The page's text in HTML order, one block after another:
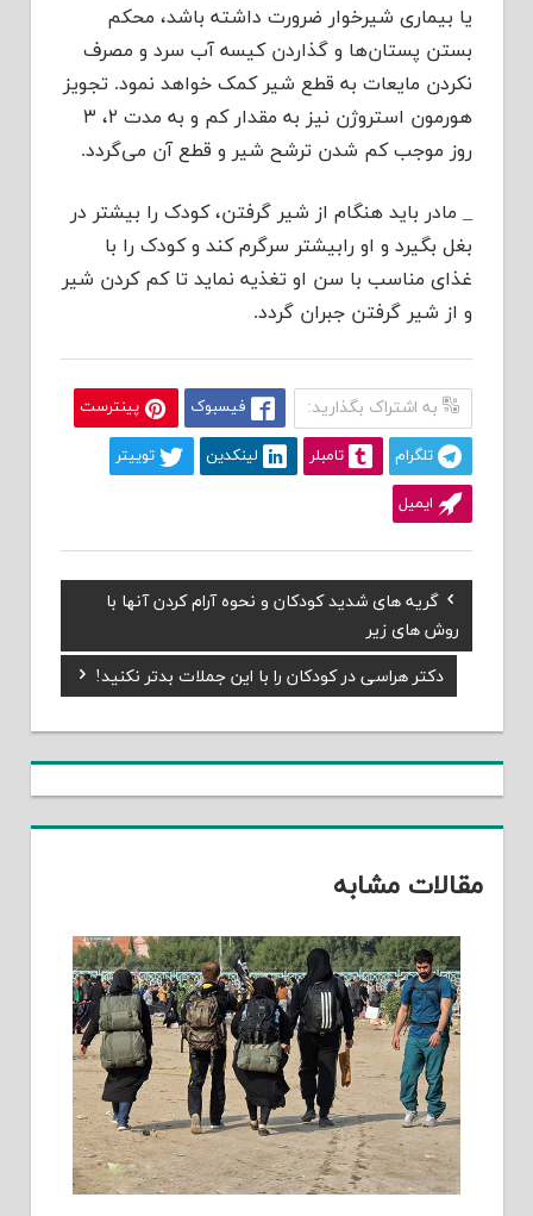
یا بیماری شیرخوار ضرورت داشته باشد، محکم
بستن پستان‌ها و گذاردن کیسه آب سرد و مصرف
نکردن مایعات به قطع شیر کمک خواهد نمود. تجویز
هورمون استروژن نیز به مقدار کم و به مدت ۲، ۳
روز موجب کم شدن ترشح شیر و قطع آن می‌گردد.
_ مادر باید هنگام از شیر گرفتن، کودک را بیشتر در
بغل بگیرد و او رابیشتر سرگرم کند و کودک را با
غذای مناسب با سن او تغذیه نماید تا کم کردن شیر
و از شیر گرفتن جبران گردد.
به اشتراک بگذارید: فیسبوک پینترست
تلگرام تامبلر لینکدین توییتر
ایمیل
راهبری
نوشته
Previous
Post:
گریه های شدید کودکان و نحوه آرام کردن آنها با
روش های زیر
Next
Post:
دکتر هراسی در کودکان را با این جملات بدتر نکنید!
مقالات مشابه